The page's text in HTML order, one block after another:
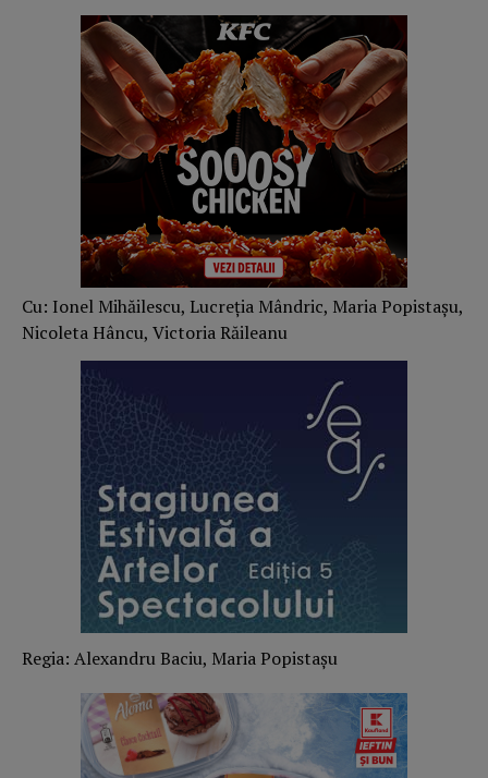
Cu: Ionel Mihăilescu, Lucreția Mândric, Maria Popistașu,
Nicoleta Hâncu, Victoria Răileanu
Regia: Alexandru Baciu, Maria Popistașu